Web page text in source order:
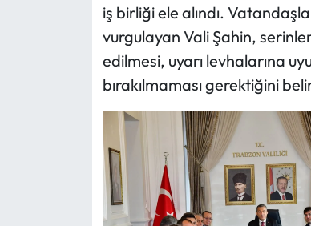
iş birliği ele alındı.
vurgulayan Vali Şahin,
edilmesi, uyarı levhalarına
bırakılmaması gerektiğini